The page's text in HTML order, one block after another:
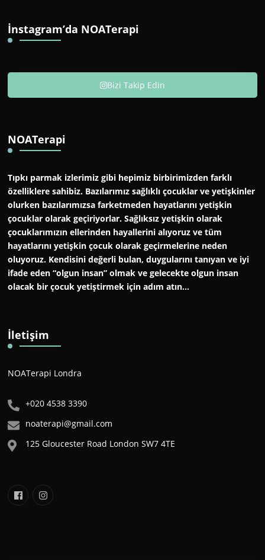
İnstagram’da NOATerapi
Bizi Takip Edin
NOATerapi
Tıpkı parmak izlerimiz gibi hepimiz birbirimizden farklı
özelliklere sahibiz. Bazılarımız sağlıklı çocuklar ve yetişkinler
olurken bazılarımızsa farketmeden hayatlarını yetişkin
çocuklar olarak geçiriyorlar. Sağlıksız yetişkin olarak
çocuklarımızın ellerinden hayallerini alıyoruz ve tüm
hayatlarını yetişkin çocuk olarak geçirmelerine neden
oluyoruz. Kendisini değerli bulan, duygularını tanıyan ve iyi
ifade eden “olgun insan” olmak ve gelecekte olgun insan
olacak bir çocuk yetiştirmek için adım atın…
İletişim
NOATerapi Londra
+020 4538 3390
noaterapi@gmail.com
125 Gloucester Road London SW7 4TE